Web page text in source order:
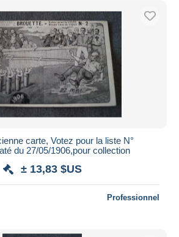
carte, Votez pour la liste N°
du 27/05/1906,pour collection
± 13,83 $US
Professionnel